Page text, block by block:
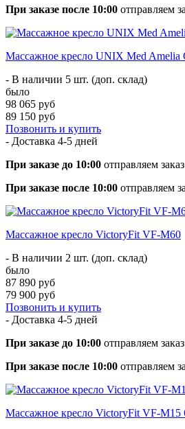
При заказе после 10:00 отправляем
Массажное кресло UNIX Med Amelia
- В наличии 5 шт. (доп. склад)
было
98 065 руб
89 150 руб
Позвонить и купить
- Доставка 4-5 дней
При заказе до 10:00 отправляем
При заказе после 10:00 отправляем
Массажное кресло VictoryFit VF-M60
- В наличии 2 шт. (доп. склад)
было
87 890 руб
79 900 руб
Позвонить и купить
- Доставка 4-5 дней
При заказе до 10:00 отправляем
При заказе после 10:00 отправляем
Массажное кресло VictoryFit VF-